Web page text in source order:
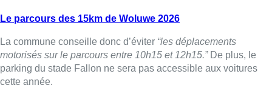
Le parcours des 15km de Woluwe 2026
La commune conseille donc d’éviter “les déplacements
motorisés sur le parcours entre 10h15 et 12h15.” De plus, le
parking du stade Fallon ne sera pas accessible aux voitures
cette année.